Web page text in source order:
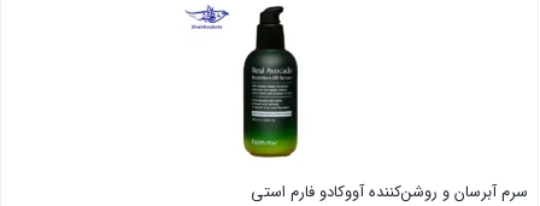
سرم آبرسان و روشن‌کننده آووکادو فارم استی